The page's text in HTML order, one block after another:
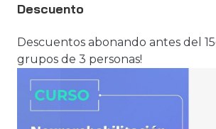
Descuento
Descuentos abonando antes del
grupos de 3 personas!